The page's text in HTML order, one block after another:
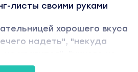
листы своими руками
хорошего вкуса
надеть", "некуда